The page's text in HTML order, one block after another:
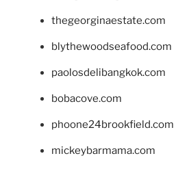
thegeorginaestate.com
blythewoodseafood.com
paolosdelibangkok.com
bobacove.com
phoone24brookfield.com
mickeybarmama.com